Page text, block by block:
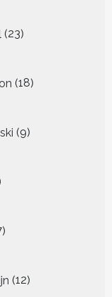
23
producten
18
producten
9
producten
producten
12
producten